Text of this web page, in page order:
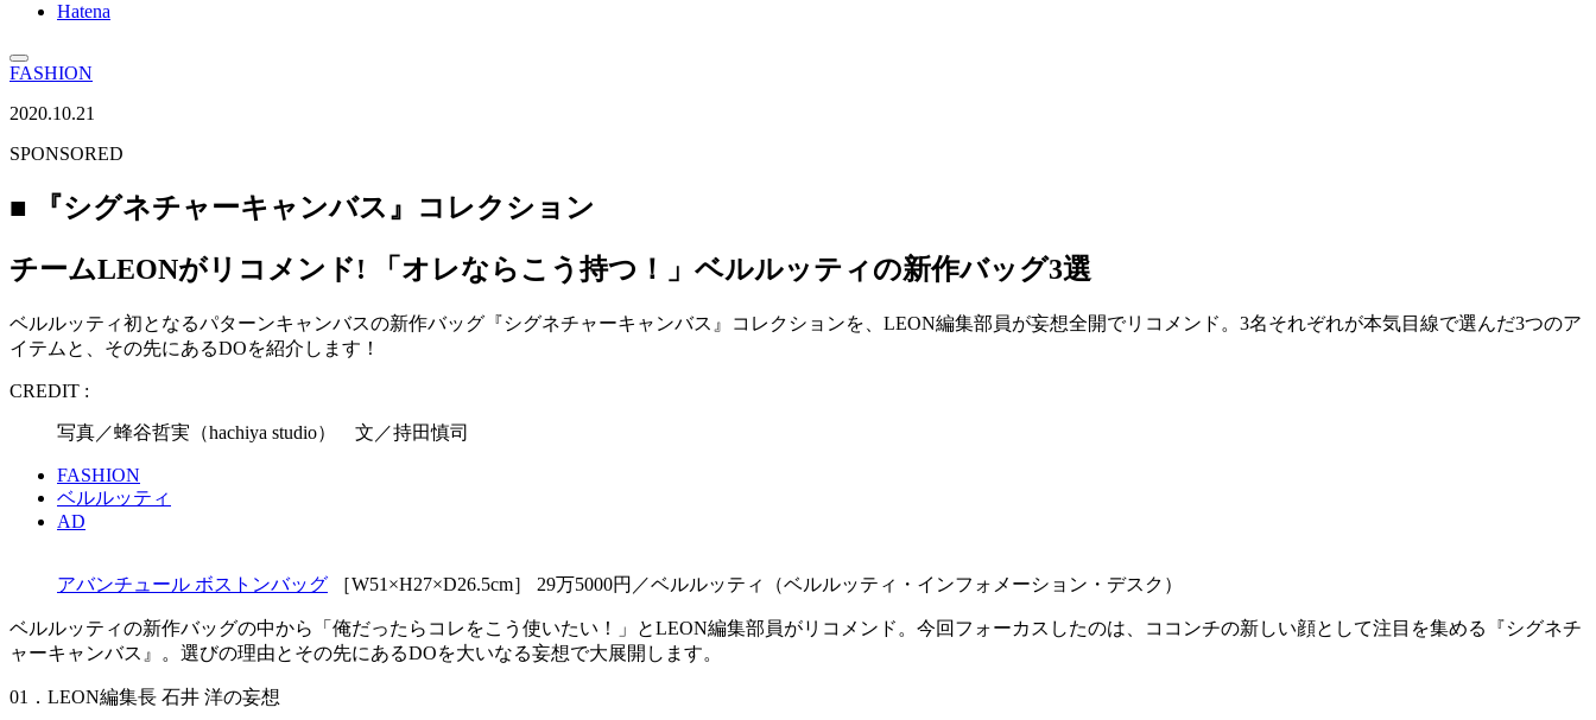
Hatena
FASHION
2020.10.21
SPONSORED
■ 『シグネチャーキャンバス』コレクション
チームLEONがリコメンド! 「オレならこう持つ！」ベルルッティの新作バッグ3選
ベルルッティ初となるパターンキャンバスの新作バッグ『シグネチャーキャンバス』コレクションを、LEON編集部員が妄想全開でリコメンド。3名それぞれが本気目線で選んだ3つのア
イテムと、その先にあるDOを紹介します！
CREDIT :
写真／蜂谷哲実（hachiya studio） 文／持田慎司
FASHION
ベルルッティ
AD
アバンチュール ボストンバッグ ［W51×H27×D26.5cm］ 29万5000円／ベルルッティ（ベルルッティ・インフォメーション・デスク）
ベルルッティの新作バッグの中から「俺だったらコレをこう使いたい！」とLEON編集部員がリコメンド。今回フォーカスしたのは、ココンチの新しい顔として注目を集める『シグネチ
ャーキャンバス』。選びの理由とその先にあるDOを大いなる妄想で大展開します。
01．LEON編集長 石井 洋の妄想